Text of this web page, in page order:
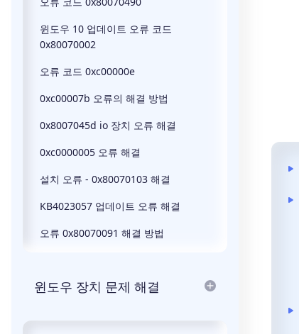
윈도우 10 업데이트 오류 코드
0x80070002
오류 코드 0xc00000e
0xc00007b 오류의 해결 방법
0x8007045d io 장치 오류 해결
0xc0000005 오류 해결
설치 오류 - 0x80070103 해결
KB4023057 업데이트 오류 해결
오류 0x80070091 해결 방법
윈도우 장치 문제 해결